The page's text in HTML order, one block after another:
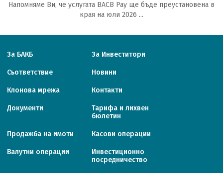
Напомняме Ви, че услугата BACB Pay ще бъде преустановена в
края на юли 2026 ...
За БАКБ За Инвеститори
Съответствие Новини
Клонова мрежа Контакти
Документи
Тарифa и лихвен
бюлетин
Продажба на имоти Касови операции
Валутни операции
Инвестиционно
посредничество